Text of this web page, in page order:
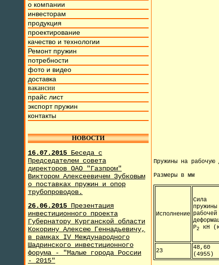
о компании
инвесторам
продукция
проектирование
качество и технологии
Ремонт пружин
потребности
фото и видео
доставка
вакансии
прайс лист
экспорт пружин
контакты
НОВОСТИ
16.07.2015 Беседа с
Председателем совета
директоров ОАО "Газпром"
Виктором Алексеевичем Зубковым
о поставках пружин и опор
трубопроводов.
26.06.2015 Презентация
инвестиционного проекта
Губернатору Курганской области
Кокорину Алексею Геннадьевичу,
в рамках IV Международного
Шадринского инвестиционного
форума - "Малые города России
- 2015"
Пружины на рабочую
Размеры в мм
Исполнение
Сила
рабочей
Р2 кН
23
48,60
(4955)